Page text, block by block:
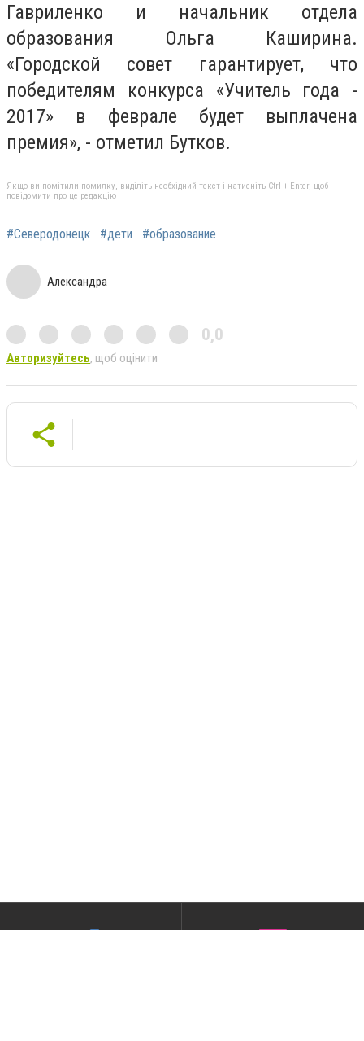
Гавриленко и начальник отдела
образования Ольга Каширина.
«Городской совет гарантирует, что
победителям конкурса «Учитель года -
2017» в феврале будет выплачена
премия», - отметил Бутков.
Якщо ви помітили помилку, виділіть необхідний текст і натисніть Ctrl + Enter, щоб
повідомити про це редакцію
#Северодонецк #дети #образование
Александра
0,0
Авторизуйтесь, щоб оцінити